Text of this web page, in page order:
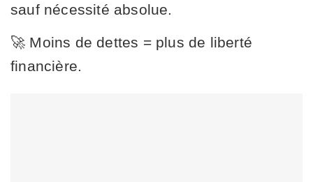
sauf nécessité absolue.
🚀 Moins de dettes = plus de liberté
financière.